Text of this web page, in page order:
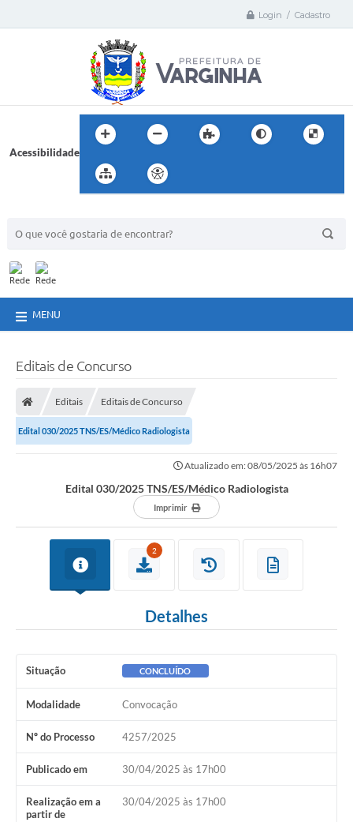
Login / Cadastro
Acessibilidade
MENU
Editais de Concurso
Editais Editais de Concurso
Edital 030/2025 TNS/ES/Médico Radiologista
Atualizado em: 08/05/2025 às 16h07
Edital 030/2025 TNS/ES/Médico Radiologista
Imprimir
2
Detalhes
Situação CONCLUÍDO
Modalidade Convocação
Nº do Processo 4257/2025
Publicado em 30/04/2025 às 17h00
Realização em a
partir de
30/04/2025 às 17h00